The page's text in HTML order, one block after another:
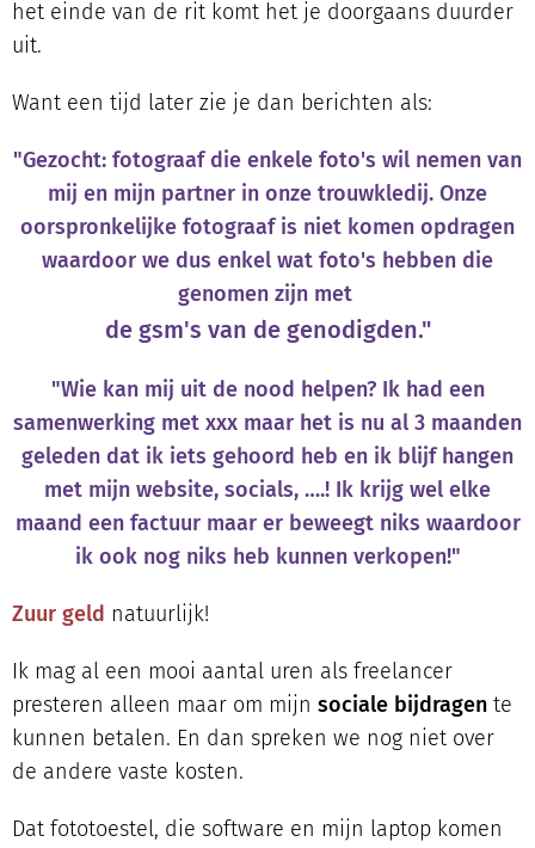
het einde van de rit komt het je doorgaans duurder
uit.
Want een tijd later zie je dan berichten als:
"Gezocht: fotograaf die enkele foto's wil nemen van
mij en mijn partner in onze trouwkledij. Onze
oorspronkelijke fotograaf is niet komen opdragen
waardoor we dus enkel wat foto's hebben die
genomen zijn met
de gsm's van de genodigden."
"Wie kan mij uit de nood helpen? Ik had een
samenwerking met xxx maar het is nu al 3 maanden
geleden dat ik iets gehoord heb en ik blijf hangen
met mijn website, socials, ….! Ik krijg wel elke
maand een factuur maar er beweegt niks waardoor
ik ook nog niks heb kunnen verkopen!"
Zuur geld natuurlijk!
Ik mag al een mooi aantal uren als freelancer
presteren alleen maar om mijn sociale bijdragen te
kunnen betalen. En dan spreken we nog niet over
de andere vaste kosten.
Dat fototoestel, die software en mijn laptop komen